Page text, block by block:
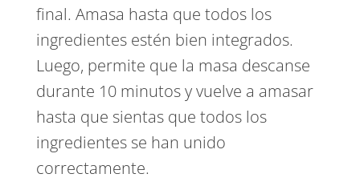
final. Amasa hasta que todos los
ingredientes estén bien integrados.
Luego, permite que la masa descanse
durante 10 minutos y vuelve a amasar
hasta que sientas que todos los
ingredientes se han unido
correctamente.